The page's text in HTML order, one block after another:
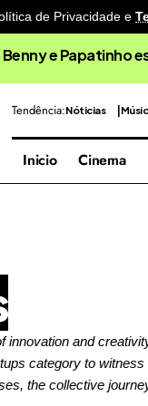
de Privacidade e
Tendência:Nóticias
Inicio Cinema
innovation and
category to witness
the collective